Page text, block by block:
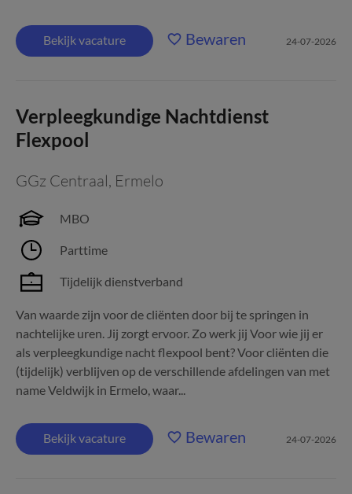
Bekijk vacature Bewaren 24-07-2026
Verpleegkundige Nachtdienst
Flexpool
GGz Centraal, Ermelo
MBO
Parttime
Tijdelijk dienstverband
Van waarde zijn voor de cliënten door bij te springen in
nachtelijke uren. Jij zorgt ervoor. Zo werk jij Voor wie jij er
als verpleegkundige nacht flexpool bent? Voor cliënten die
(tijdelijk) verblijven op de verschillende afdelingen van met
name Veldwijk in Ermelo, waar...
Bekijk vacature Bewaren 24-07-2026